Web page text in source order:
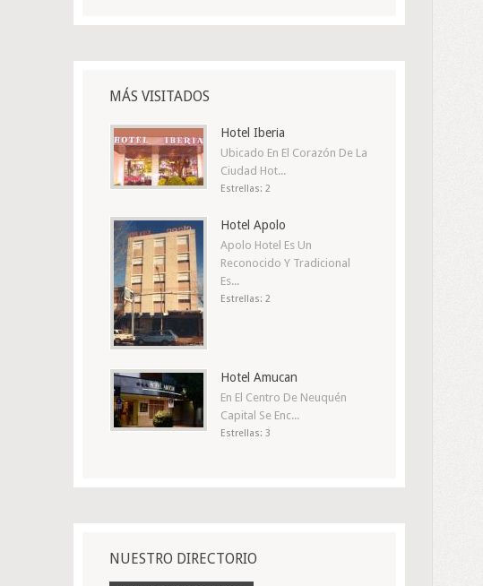
MÁS VISITADOS
Hotel Iberia
Ubicado En El Corazón De La
Ciudad Hot...
Estrellas: 2
Hotel Apolo
Apolo Hotel Es Un
Reconocido Y Tradicional
Es...
Estrellas: 2
Hotel Amucan
En El Centro De Neuquén
Capital Se Enc...
Estrellas: 3
NUESTRO DIRECTORIO